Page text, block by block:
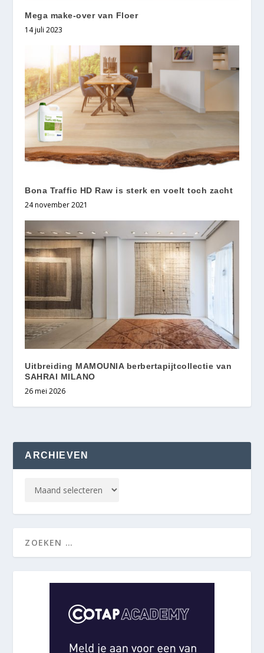
Mega make-over van Floer
14 juli 2023
Bona Traffic HD Raw is sterk en voelt toch zacht
24 november 2021
Uitbreiding MAMOUNIA berbertapijtcollectie van
SAHRAI MILANO
26 mei 2026
ARCHIEVEN